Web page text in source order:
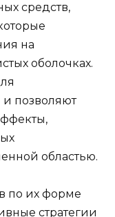
средств,
на
оболочках.
и позволяют
областью.
по их форме
стратегии